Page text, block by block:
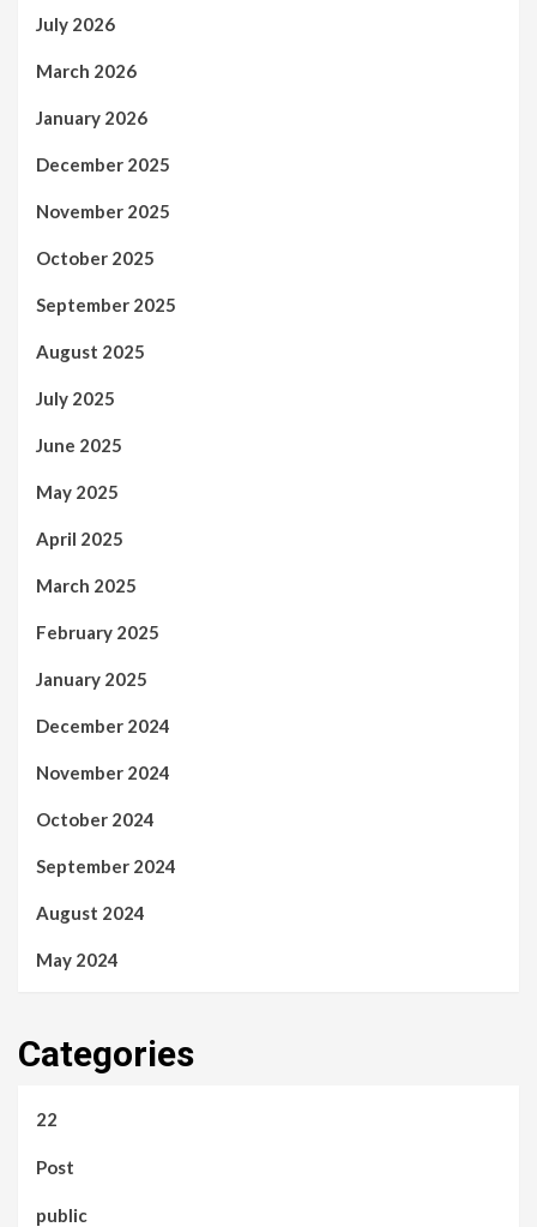
July 2026
March 2026
January 2026
December 2025
November 2025
October 2025
September 2025
August 2025
July 2025
June 2025
May 2025
April 2025
March 2025
February 2025
January 2025
December 2024
November 2024
October 2024
September 2024
August 2024
May 2024
Categories
22
Post
public